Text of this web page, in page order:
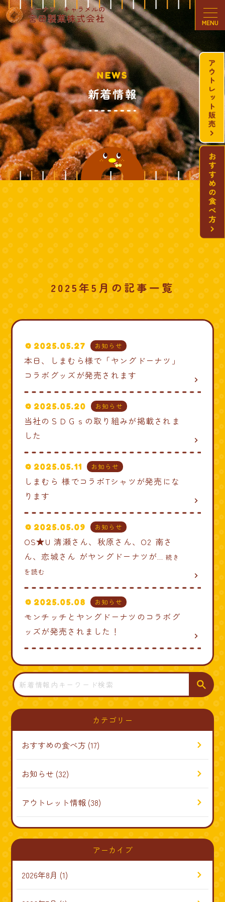
NEWS
新着情報
2025年5月の記事一覧
2025.05.27 お知らせ
本日、しまむら様で「ヤングドーナツ」
コラボグッズが発売されます
navigate_next
2025.05.20 お知らせ
当社のＳＤＧｓの取り組みが掲載されま
した
navigate_next
2025.05.11 お知らせ
しまむら 様でコラボTシャツが発売にな
ります
navigate_next
2025.05.09 お知らせ
OS★U 清瀬さん、秋原さん、O2 南さ
ん、恋城さん がヤングドーナツが... 続き
を読む
navigate_next
2025.05.08 お知らせ
モンチッチとヤングドーナツのコラボグ
ッズが発売されました！
navigate_next
検
索
カテゴリー
おすすめの食べ方 (17)
お知らせ (32)
アウトレット情報 (38)
アーカイブ
2026年8月 (1)
MENU